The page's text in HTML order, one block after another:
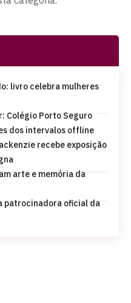
livro celebra mulheres
Colégio Porto Seguro
dos intervalos offline
recebe exposição
arte e memória da
patrocinadora oficial da